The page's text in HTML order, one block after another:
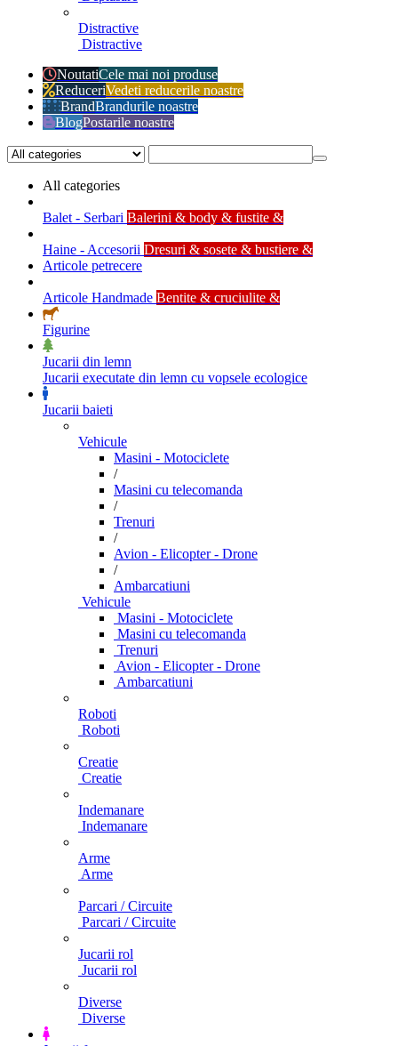
Distractive
Distractive
NoutatiCele mai noi produse
ReduceriVedeti reducerile noastre
BrandBrandurile noastre
BlogPostarile noastre
All categories
Balet - Serbari Balerini & body & fustite &
Haine - Accesorii Dresuri & sosete & bustiere &
Articole petrecere
Articole Handmade Bentite & cruciulite &
Figurine
Jucarii din lemn
Jucarii executate din lemn cu vopsele ecologice
Jucarii baieti
Vehicule
Masini - Motociclete
/
Masini cu telecomanda
/
Trenuri
/
Avion - Elicopter - Drone
/
Ambarcatiuni
Vehicule
Masini - Motociclete
Masini cu telecomanda
Trenuri
Avion - Elicopter - Drone
Ambarcatiuni
Roboti
Roboti
Creatie
Creatie
Indemanare
Indemanare
Arme
Arme
Parcari / Circuite
Parcari / Circuite
Jucarii rol
Jucarii rol
Diverse
Diverse